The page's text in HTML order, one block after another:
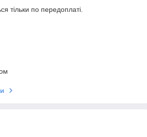
тільки по передоплаті.